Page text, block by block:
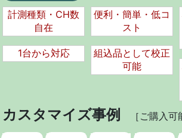
計測種類・CH数
自在
1台から対応
便利・簡単・低コ
スト
組込品として校正
可能
カスタマイズ事例 ［ご購入可